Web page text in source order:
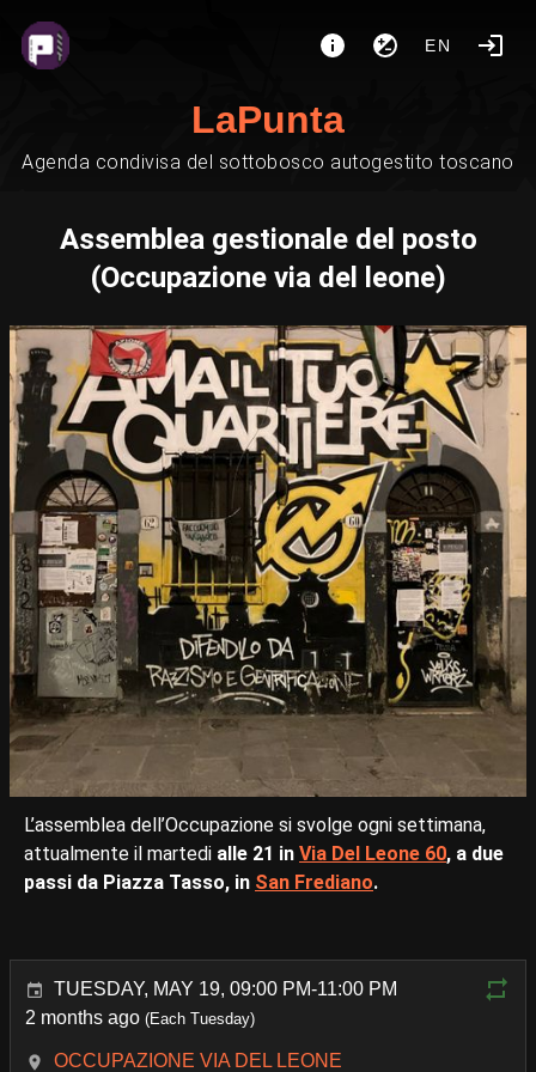
EN
LaPunta
Agenda condivisa del sottobosco autogestito toscano
Assemblea gestionale del posto
(Occupazione via del leone)
L’assemblea dell’Occupazione si svolge ogni settimana,
attualmente il martedi alle 21 in Via Del Leone 60, a due
passi da Piazza Tasso, in San Frediano.
TUESDAY, MAY 19, 09:00 PM-11:00 PM
2 months ago (Each Tuesday)
OCCUPAZIONE VIA DEL LEONE